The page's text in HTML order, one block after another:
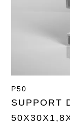
P50
SUPPORT